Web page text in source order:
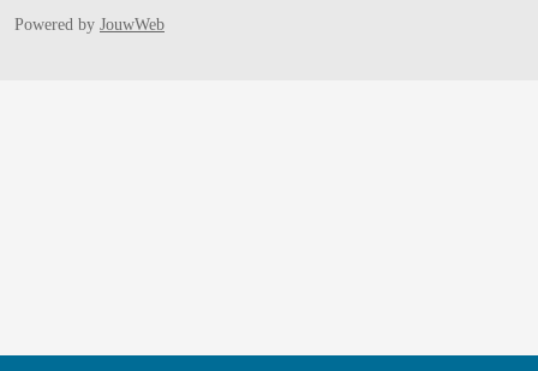
Powered by JouwWeb